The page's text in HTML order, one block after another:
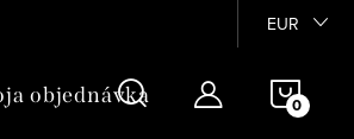
EUR
objednávka